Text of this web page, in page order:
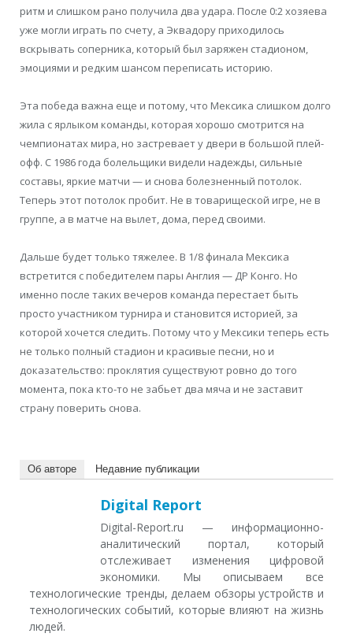
ритм и слишком рано получила два удара. После 0:2 хозяева
уже могли играть по счету, а Эквадору приходилось
вскрывать соперника, который был заряжен стадионом,
эмоциями и редким шансом переписать историю.
Эта победа важна еще и потому, что Мексика слишком долго
жила с ярлыком команды, которая хорошо смотрится на
чемпионатах мира, но застревает у двери в большой плей-
офф. С 1986 года болельщики видели надежды, сильные
составы, яркие матчи — и снова болезненный потолок.
Теперь этот потолок пробит. Не в товарищеской игре, не в
группе, а в матче на вылет, дома, перед своими.
Дальше будет только тяжелее. В 1/8 финала Мексика
встретится с победителем пары Англия — ДР Конго. Но
именно после таких вечеров команда перестает быть
просто участником турнира и становится историей, за
которой хочется следить. Потому что у Мексики теперь есть
не только полный стадион и красивые песни, но и
доказательство: проклятия существуют ровно до того
момента, пока кто-то не забьет два мяча и не заставит
страну поверить снова.
Об авторе Недавние публикации
Digital Report
Digital-Report.ru — информационно-
аналитический портал, который
отслеживает изменения цифровой
экономики. Мы описываем все
технологические тренды, делаем обзоры устройств и
технологических событий, которые влияют на жизнь
людей.